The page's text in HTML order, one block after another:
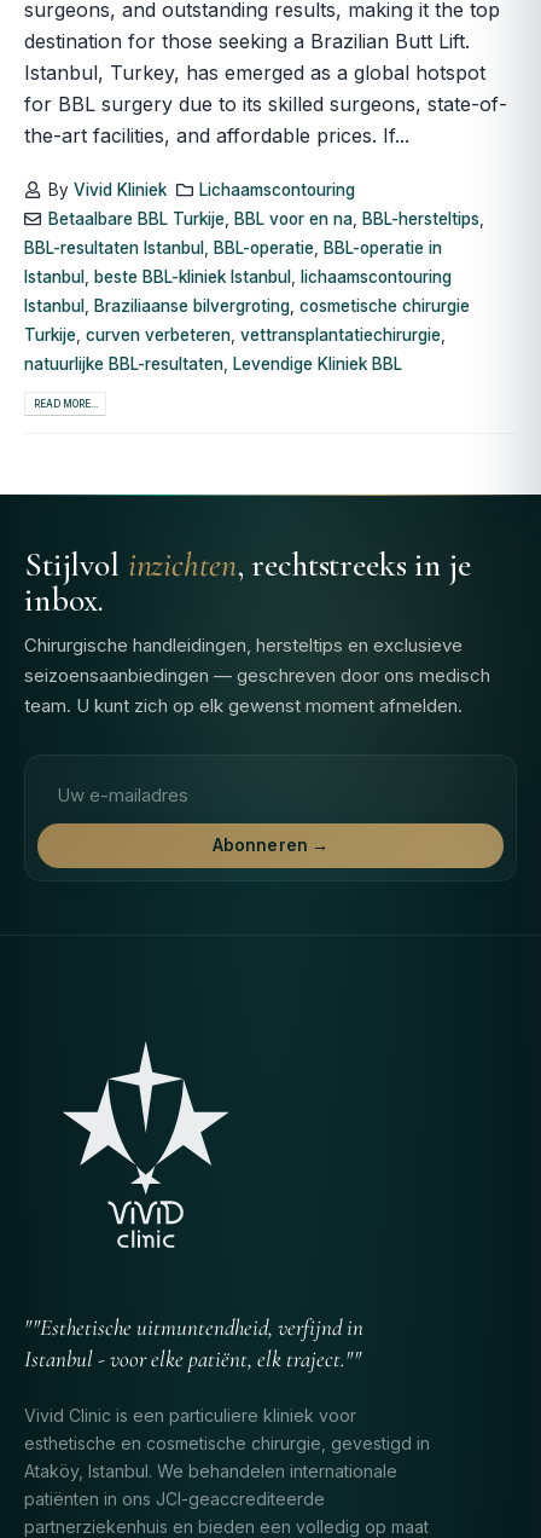
surgeons, and outstanding results, making it the top
destination for those seeking a Brazilian Butt Lift.
Istanbul, Turkey, has emerged as a global hotspot
for BBL surgery due to its skilled surgeons, state-of-
the-art facilities, and affordable prices. If...
By Vivid Kliniek
Lichaamscontouring
Betaalbare BBL Turkije, BBL voor en na, BBL-hersteltips,
BBL-resultaten Istanbul
BBL-operatie
BBL-operatie in
Istanbul
beste BBL-kliniek Istanbul
lichaamscontouring
Istanbul
Braziliaanse bilvergroting cosmetische chirurgie
Turkije curven verbeteren vettransplantatiechirurgie
natuurlijke BBL-resultaten
Levendige Kliniek BBL
READ MORE...
Stijlvol inzichten, rechtstreeks in je
inbox.
Chirurgische handleidingen, hersteltips en exclusieve
seizoensaanbiedingen — geschreven door ons medisch
team. U kunt zich op elk gewenst moment afmelden.
Abonneren →
""Esthetische uitmuntendheid, verfijnd in
Istanbul - voor elke patiënt, elk traject.""
Vivid Clinic is een particuliere kliniek voor
esthetische en cosmetische chirurgie, gevestigd in
Ataköy, Istanbul. We behandelen internationale
patiënten in ons JCI-geaccrediteerde
partnerziekenhuis en bieden een volledig op maat